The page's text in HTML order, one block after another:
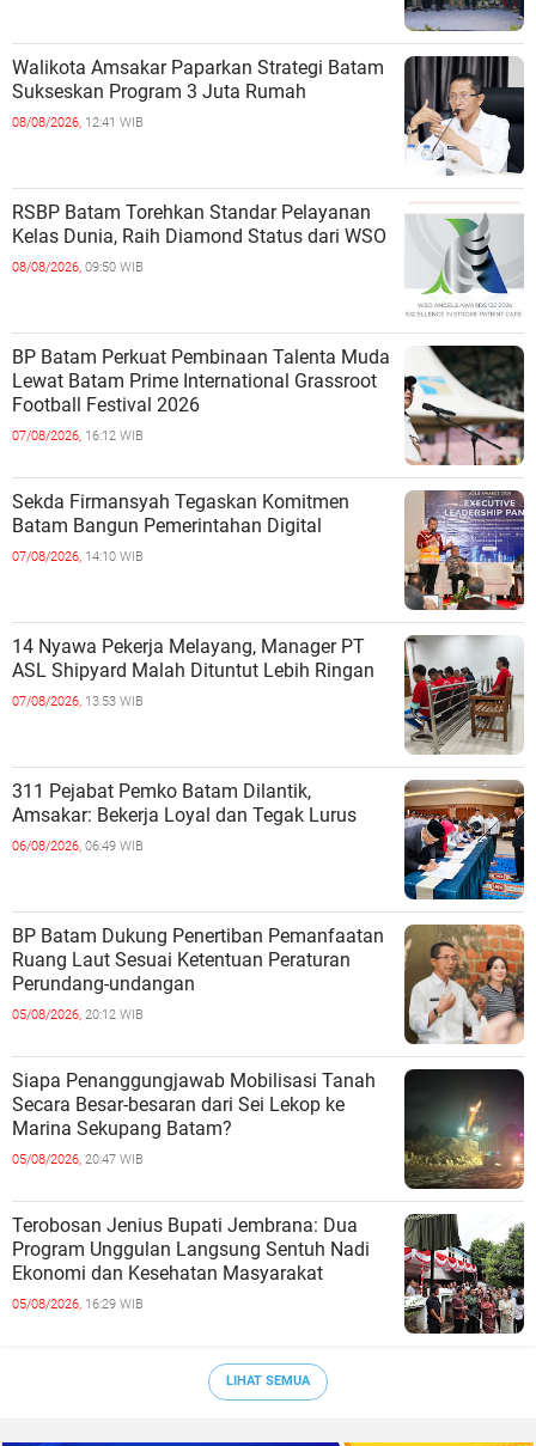
Walikota Amsakar Paparkan Strategi Batam
Sukseskan Program 3 Juta Rumah
08/08/2026, 12:41 WIB
RSBP Batam Torehkan Standar Pelayanan
Kelas Dunia, Raih Diamond Status dari WSO
08/08/2026, 09:50 WIB
BP Batam Perkuat Pembinaan Talenta Muda
Lewat Batam Prime International Grassroot
Football Festival 2026
07/08/2026, 16:12 WIB
Sekda Firmansyah Tegaskan Komitmen
Batam Bangun Pemerintahan Digital
07/08/2026, 14:10 WIB
14 Nyawa Pekerja Melayang, Manager PT
ASL Shipyard Malah Dituntut Lebih Ringan
07/08/2026, 13:53 WIB
311 Pejabat Pemko Batam Dilantik,
Amsakar: Bekerja Loyal dan Tegak Lurus
06/08/2026, 06:49 WIB
BP Batam Dukung Penertiban Pemanfaatan
Ruang Laut Sesuai Ketentuan Peraturan
Perundang-undangan
05/08/2026, 20:12 WIB
Siapa Penanggungjawab Mobilisasi Tanah
Secara Besar-besaran dari Sei Lekop ke
Marina Sekupang Batam?
05/08/2026, 20:47 WIB
Terobosan Jenius Bupati Jembrana: Dua
Program Unggulan Langsung Sentuh Nadi
Ekonomi dan Kesehatan Masyarakat
05/08/2026, 16:29 WIB
LIHAT SEMUA